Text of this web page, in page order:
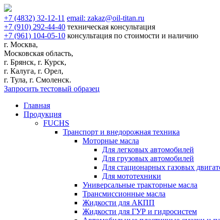
+7 (4832) 32-12-11 email: zakaz@oil-titan.ru
+7 (910) 292-44-40 техническая консультация
+7 (961) 104-05-10 консультация по стоимости и наличию
г. Москва,
Московская область,
г. Брянск, г. Курск,
г. Калуга, г. Орел,
г. Тула, г. Смоленск.
Запросить тестовый образец
Главная
Продукция
FUCHS
Транспорт и внедорожная техника
Моторные масла
Для легковых автомобилей
Для грузовых автомобилей
Для стационарных газовых
Для мототехники
Универсальные тракторные масла
Трансмиссионные масла
Жидкости для АКПП
Жидкости для ГУР и гидросистем